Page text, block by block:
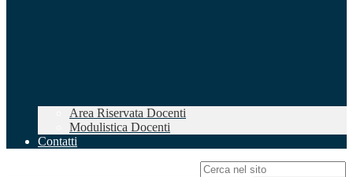
Area Riservata Docenti
Modulistica Docenti
Contatti